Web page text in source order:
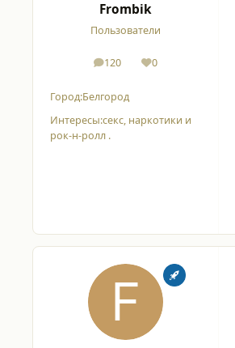
Frombik
Пользователи
120
сообщения
0
Репутация
Город:Белгород
Интересы:секс, наркотики и
рок-н-ролл .